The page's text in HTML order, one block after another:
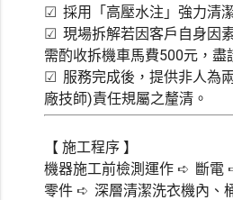
☑ 採用「高壓水注」強力清
☑ 現場拆解若因客戶自身因
需酌收拆機車馬費500元，盡
☑ 服務完成後，提供非人為
廠技師)責任規屬之釐清。
【 施工程序 】
機器施工前檢測運作 ➪ 斷電
零件 ➪ 深層清潔洗衣機內、